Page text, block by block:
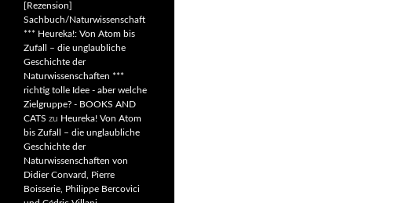
[Rezension]
Sachbuch/Naturwissenschaft
*** Heureka!: Von Atom bis
Zufall – die unglaubliche
Geschichte der
Naturwissenschaften ***
richtig tolle Idee - aber welche
Zielgruppe? - BOOKS AND
CATS zu Heureka! Von Atom
bis Zufall – die unglaubliche
Geschichte der
Naturwissenschaften von
Didier Convard, Pierre
Boisserie, Philippe Bercovici